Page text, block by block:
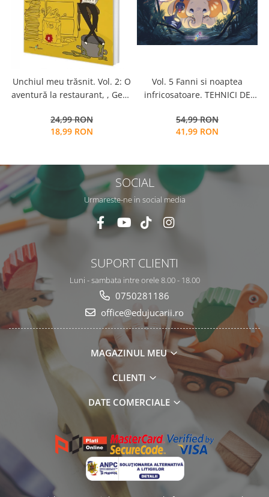
Unchiul meu trăsnit. Vol. 2: O
aventură la restaurant, , Genç
24,99 RON
18,99 RON
Vol. 5 Fanni si noaptea
infricosatoare. TEHNICI DE
54,99 RON
41,99 RON
SOCIAL
Urmareste-ne in social media
SUPORT CLIENTI
Luni - sambata intre orele 8.00 - 18.00
0750281186
office@edujucarii.ro
MAGAZINUL MEU
CLIENTI
DATE COMERCIALE